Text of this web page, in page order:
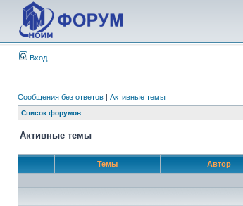
Вход
Сообщения без ответов | Активные темы
Список форумов
Активные темы
Темы Автор